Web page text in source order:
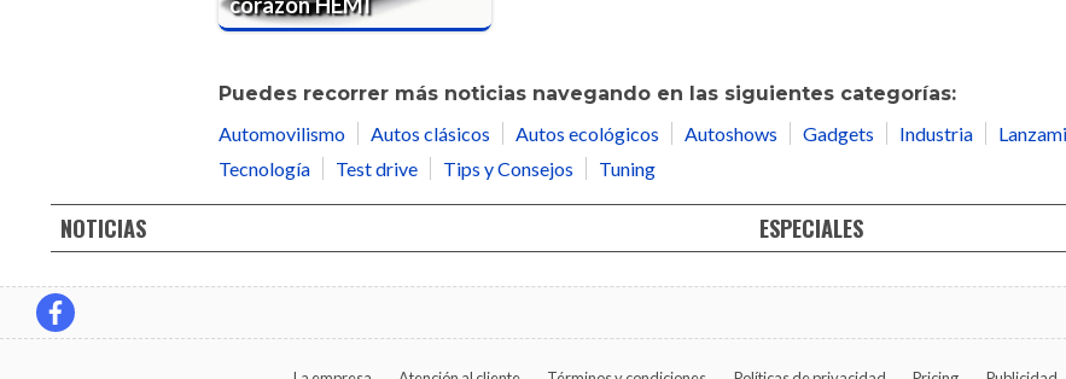
corazón HEMI
Puedes recorrer más noticias navegando en las siguientes categorías:
Automovilismo
Autos clásicos Autos ecológicos Autoshows Gadgets Industria
Tecnología
Test drive Tips y Consejos Tuning
NOTICIAS ESPECIALES